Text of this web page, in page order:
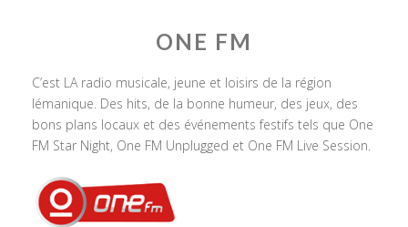
ONE FM
C’est LA radio musicale, jeune et loisirs de la région
lémanique. Des hits, de la bonne humeur, des jeux, des
bons plans locaux et des événements festifs tels que One
FM Star Night, One FM Unplugged et One FM Live Session.